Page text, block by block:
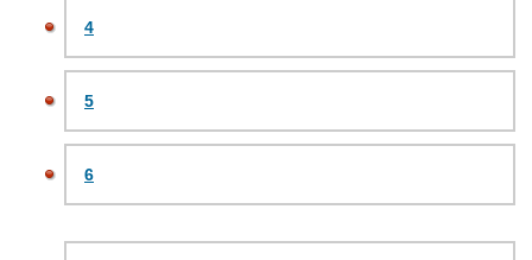
4
5
6